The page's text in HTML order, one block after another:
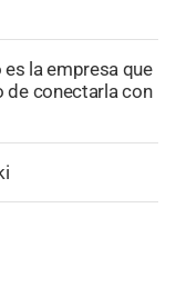
es la empresa que
de conectarla con